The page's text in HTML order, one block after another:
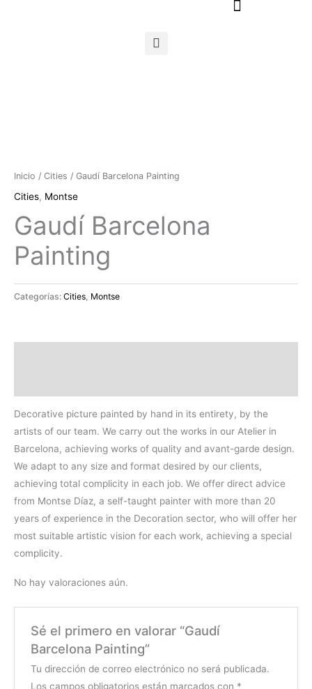
Inicio / Cities / Gaudí Barcelona Painting
Cities, Montse
Gaudí Barcelona
Painting
Categorías: Cities Montse
Decorative picture painted by hand in its entirety, by the
artists of our team. We carry out the works in our Atelier in
Barcelona, achieving works of quality and avant-garde design.
We adapt to any size and format desired by our clients,
achieving total complicity in each job. We offer direct advice
from Montse Díaz, a self-taught painter with more than 20
years of experience in the Decoration sector, who will offer her
most suitable artistic vision for each work, achieving a special
complicity.
No hay valoraciones aún.
Sé el primero en valorar “Gaudí
Barcelona Painting”
Tu dirección de correo electrónico no será publicada.
Los campos obligatorios están marcados con *